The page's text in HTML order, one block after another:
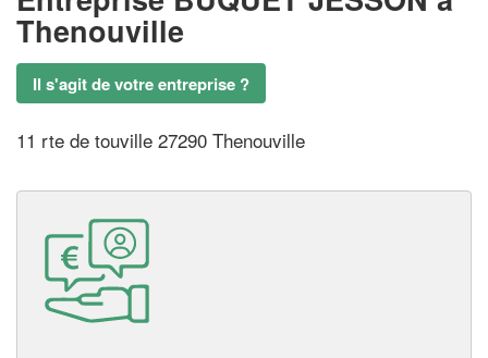
Thenouville
Il s'agit de votre entreprise ?
11 rte de touville 27290 Thenouville